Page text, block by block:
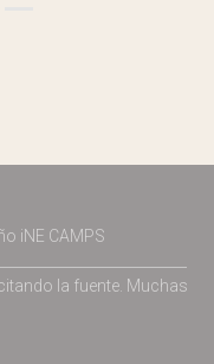
iNE CAMPS
la fuente. Muchas